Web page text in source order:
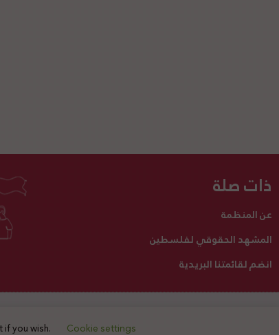
ذات صلة
عن المنظمة
المشهد الحقوقي لفلسطين
انضم لقائمتنا البريدية
اتصل بنا تبرع لنا you wish. Cookie settings